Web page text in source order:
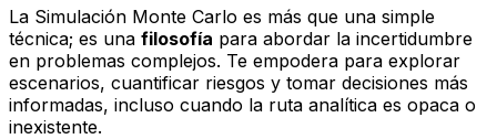
La Simulación Monte Carlo es más que una simple
técnica; es una filosofía para abordar la incertidumbre
en problemas complejos. Te empodera para explorar
escenarios, cuantificar riesgos y tomar decisiones más
informadas, incluso cuando la ruta analítica es opaca o
inexistente.